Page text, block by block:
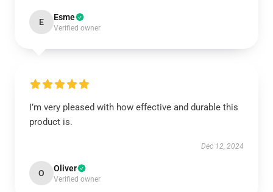
E Esme
Verified owner
I’m very pleased with how effective and durable this
product is.
Dec 12, 2024
O Oliver
Verified owner